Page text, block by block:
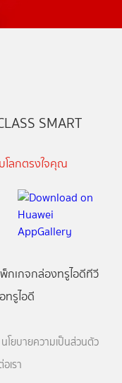
SMART
โลกตรงใจคุณ
กเกจกล่องทรูไอดีทีวี
ทรูไอดี
นโยบายความเป็นส่วนตัว
เรา